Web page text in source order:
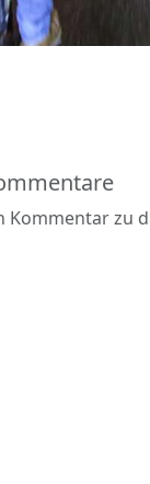
Kommentar zu